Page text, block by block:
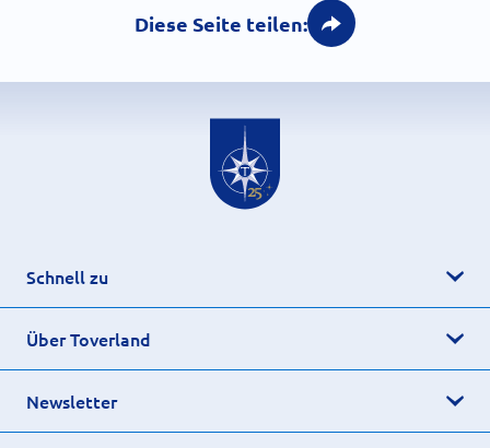
Diese Seite teilen:
Schnell zu
Über Toverland
Newsletter